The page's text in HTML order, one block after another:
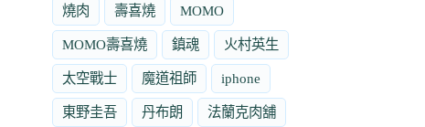
燒肉 壽喜燒 MOMO
MOMO壽喜燒 鎮魂 火村英生
太空戰士 魔道祖師 iphone
東野圭吾 丹布朗 法蘭克肉舖